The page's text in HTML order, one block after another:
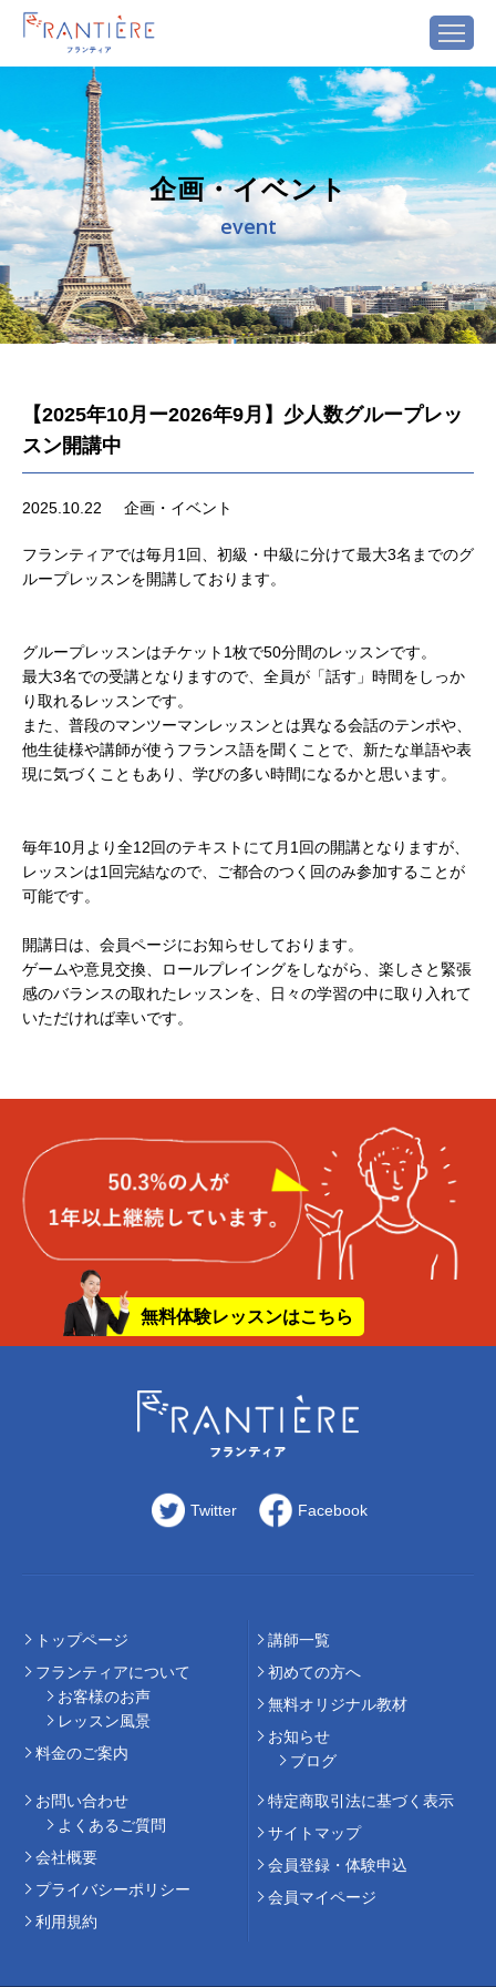
企画・イベント
event
【2025年10月ー2026年9月】少人数グループレッ
スン開講中
2025.10.22 企画・イベント
フランティアでは毎月1回、初級・中級に分けて最大3名までのグ
ループレッスンを開講しております。
グループレッスンはチケット1枚で50分間のレッスンです。
最大3名での受講となりますので、全員が「話す」時間をしっか
り取れるレッスンです。
また、普段のマンツーマンレッスンとは異なる会話のテンポや、
他生徒様や講師が使うフランス語を聞くことで、新たな単語や表
現に気づくこともあり、学びの多い時間になるかと思います。
毎年10月より全12回のテキストにて月1回の開講となりますが、
レッスンは1回完結なので、ご都合のつく回のみ参加することが
可能です。
開講日は、会員ページにお知らせしております。
ゲームや意見交換、ロールプレイングをしながら、楽しさと緊張
感のバランスの取れたレッスンを、日々の学習の中に取り入れて
いただければ幸いです。
無料体験レッスンはこちら
Twitter Facebook
トップページ
フランティアについて
お客様のお声
レッスン風景
料⾦のご案内
講師⼀覧
初めての⽅へ
無料オリジナル教材
お知らせ
ブログ
お問い合わせ
よくあるご質問
会社概要
プライバシーポリシー
利用規約
特定商取引法に基づく表示
サイトマップ
会員登録・体験申込
会員マイページ